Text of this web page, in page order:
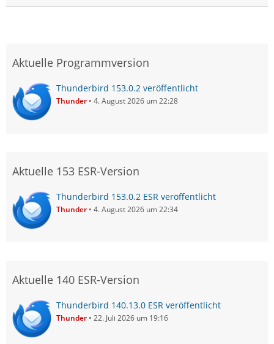
Aktuelle Programmversion
Thunderbird 153.0.2 veröffentlicht
Thunder 4. August 2026 um 22:28
Aktuelle 153 ESR-Version
Thunderbird 153.0.2 ESR veröffentlicht
Thunder 4. August 2026 um 22:34
Aktuelle 140 ESR-Version
Thunderbird 140.13.0 ESR veröffentlicht
Thunder 22. Juli 2026 um 19:16